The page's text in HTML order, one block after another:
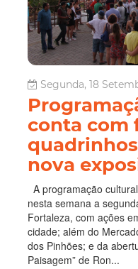
Segunda, 18
conta com
nova
A programação
nesta semana a
Fortaleza, com ações
cidade; além do
dos Pinhões; e da
Paisagem” de Ron...